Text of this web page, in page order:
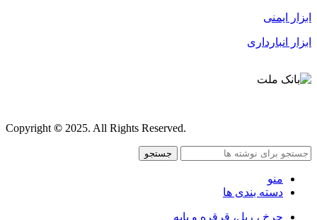
ابزار ایمنی
ابزار انبارداری
Copyright© 2025. All Rights Reserved.
جستجو
منو
دسته بندی ها
چرخ ، ریل، قرقره و پایه